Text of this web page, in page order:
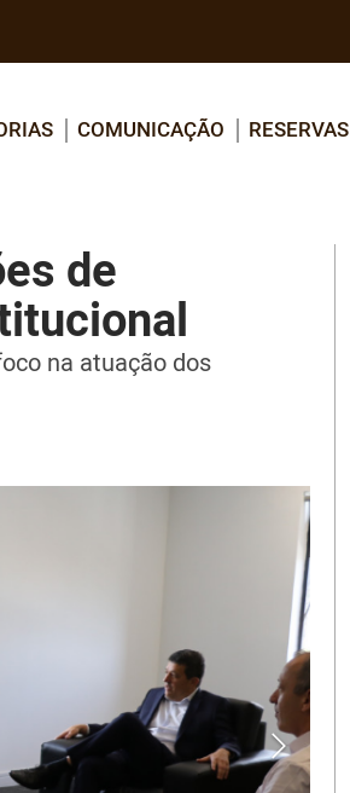
COMUNICAÇÃO RESERVAS
de
na atuação dos